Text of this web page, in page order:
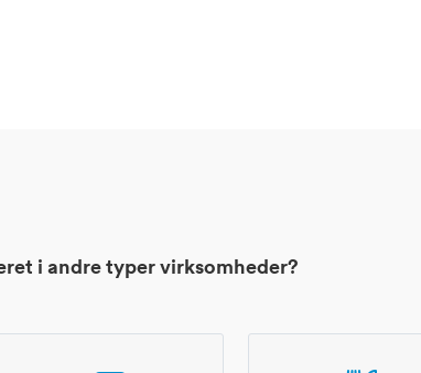
i andre typer virksomheder?